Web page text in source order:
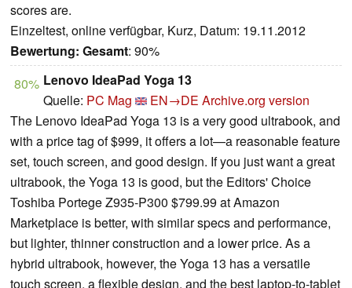
scores are.
Einzeltest, online verfügbar, Kurz, Datum: 19.11.2012
Bewertung: Gesamt: 90%
80% Lenovo IdeaPad Yoga 13
Quelle: PC Mag EN→DE Archive.org version
The Lenovo IdeaPad Yoga 13 is a very good ultrabook, and
with a price tag of $999, it offers a lot—a reasonable feature
set, touch screen, and good design. If you just want a great
ultrabook, the Yoga 13 is good, but the Editors' Choice
Toshiba Portege Z935-P300 $799.99 at Amazon
Marketplace is better, with similar specs and performance,
but lighter, thinner construction and a lower price. As a
hybrid ultrabook, however, the Yoga 13 has a versatile
touch screen, a flexible design, and the best laptop-to-tablet